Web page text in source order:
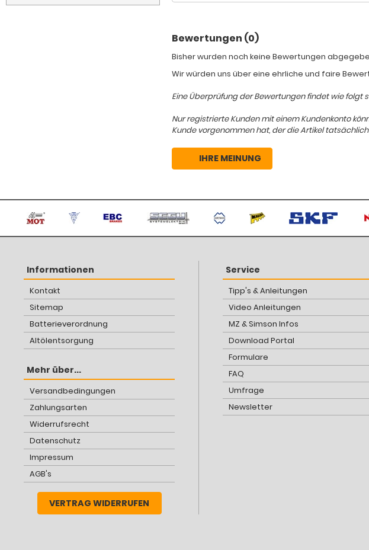
Bewertungen (0)
Bisher wurden noch keine Bewertungen
Wir würden uns über eine ehrliche und faire
Eine Überprüfung der Bewertungen findet wie folgt
Nur registrierte Kunden mit einem Kundenkonto
Kunde vorgenommen hat, der die Artikel
IHRE MEINUNG
Informationen
Kontakt
Sitemap
Batterieverordnung
Altölentsorgung
Mehr über...
Versandbedingungen
Zahlungsarten
Widerrufsrecht
Datenschutz
Impressum
AGB's
VERTRAG WIDERRUFEN
Service
Tipp's & Anleitungen
Video Anleitungen
MZ & Simson Infos
Download Portal
Formulare
FAQ
Umfrage
Newsletter